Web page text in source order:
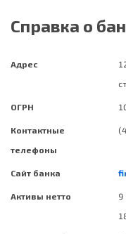
Справка о
Адрес
ОГРН
Контактные
телефоны
Сайт банка
Активы нетто
9